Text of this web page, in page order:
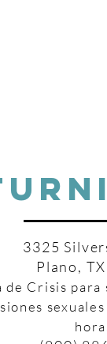
3325
Plano,
de Crisis